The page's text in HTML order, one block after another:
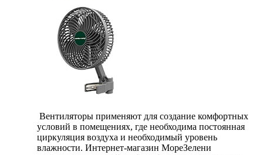
Вентиляторы применяют для создание комфортных
условий в помещениях, где необходима постоянная
циркуляция воздуха и необходимый уровень
влажности. Интернет-магазин МореЗелени